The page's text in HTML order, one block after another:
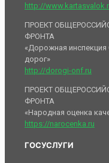
http://
ПРОЕКТ
ФРОНТА
«Дорожная
дорог»
http://dorogi-onf.ru
ПРОЕКТ
ФРОНТА
«Народная оценка
https://narocenka.ru
ГОСУСЛУГИ